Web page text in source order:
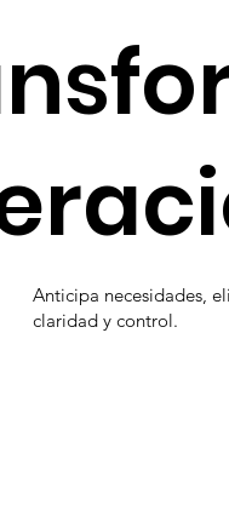
Anticipa necesidades,
claridad y control.